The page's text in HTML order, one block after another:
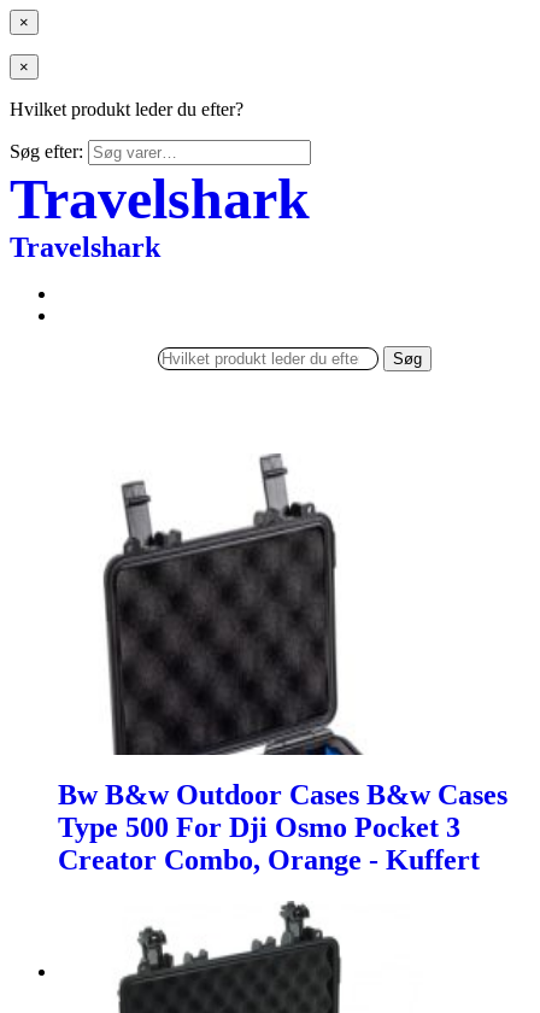
×
×
Hvilket produkt leder du efter?
Søg efter:
Travelshark
Travelshark
Søg
Bw B&w Outdoor Cases B&w Cases
Type 500 For Dji Osmo Pocket 3
Creator Combo, Orange - Kuffert